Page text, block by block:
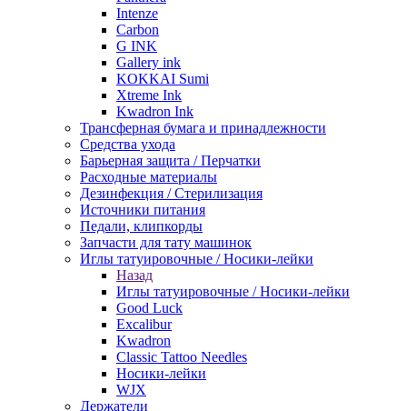
Intenze
Carbon
G INK
Gallery ink
KOKKAI Sumi
Xtreme Ink
Kwadron Ink
Трансферная бумага и принадлежности
Средства ухода
Барьерная защита / Перчатки
Расходные материалы
Дезинфекция / Стерилизация
Источники питания
Педали, клипкорды
Запчасти для тату машинок
Иглы татуировочные / Носики-лейки
Назад
Иглы татуировочные / Носики-лейки
Good Luck
Excalibur
Kwadron
Classic Tattoo Needles
Носики-лейки
WJX
Держатели